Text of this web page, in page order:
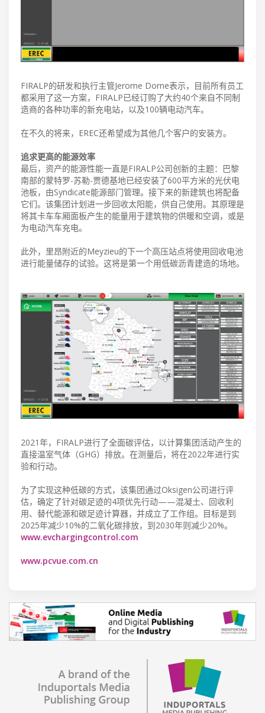
FIRALP的研发和执行主管Jerome Dorne表示，目前所有员工
都采用了这一方案，FIRALP已经订购了大约40个来自不同制
造商的各种功率的新充电站，以及100辆电动汽车。
在不久的将来，EREC还希望成为其他几个客户的安装方。
追求更高的能源效率
最后，资产的能源性能一直是FIRALP公司创新的主题：巴黎
南部的蒙特罗-苏勒-贾德基地已经安装了600平方米的光伏电
池板，由Syndicate能源部门管理。接下来的新建筑也将配备
它们。该集团计划进一步回收太阳能，供自己使用。其原理是
将其卡车车厢面板产生的能量用于建筑物的供暖和空调，或是
为电动汽车充电。
此外，里昂附近的Meyzieu的下一个高压站点将使用回收电池
进行能量储存的试验。这将是第一个用低碳沥青建造的场地。
2021年，FIRALP进行了全面碳评估，以计算集团活动产生的
直接温室气体（GHG）排放。在测量后，将在2022年进行实
验和行动。
为了实现这种低碳的方式，该集团通过Oksigen公司进行评
估，确定了针对碳足迹的4项优先行动——混凝土、回收利
用、替代能源和碳足迹计算器，并成立了工作组。目标是到
2025年减少10%的二氧化碳排放，到2030年则减少20%。
www.evchargingcontrol.com
www.pcvue.com.cn